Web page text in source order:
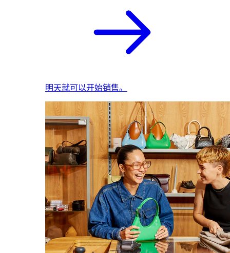
明天就可以开始销售。